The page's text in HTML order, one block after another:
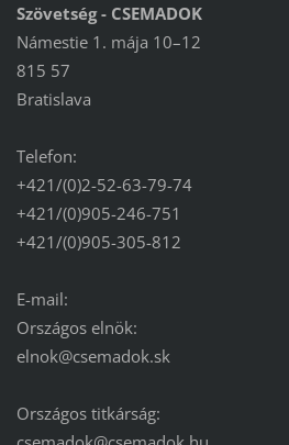
Szövetség - CSEMADOK
Námestie 1. mája 10–12
815 57
Bratislava
Telefon:
+421/(0)2-52-63-79-74
+421/(0)905-246-751
+421/(0)905-305-812
E-mail:
Országos elnök:
elnok@csemadok.sk
Országos titkárság: